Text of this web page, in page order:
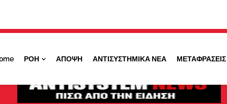
ΡΟΗ ΑΠΟΨΗ ΑΝΤΙΣΥΣΤΗΜΙΚΑ ΝΕΑ ΜΕΤΑΦΡΑΣΕΙΣ
λαμβάνετε ειδοποιήσεις για σημαντικά θέματά